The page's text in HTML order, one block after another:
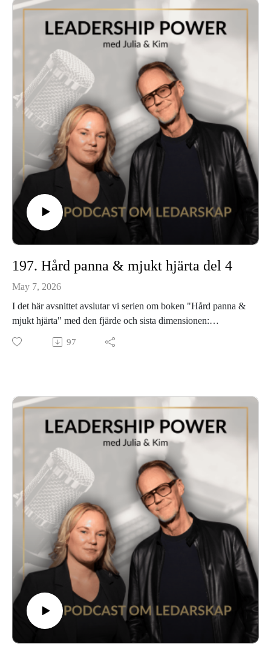
kan göra för att börja leda dig själv först.
Lyssna in och tipsa gärna vidare om avsnittet för vänner och
Vill du komma i kontakt med oss? Besök leadershippower.se
197. Hård panna & mjukt hjärta del 4
May 7, 2026
I det här avsnittet avslutar vi serien om boken "Hård panna &
mjukt hjärta" med den fjärde och sista dimensionen:
återkoppling.
Vi pratar om varför meningsfullhet är det som håller ihop allt
ta-da-lista.
Är du intresserad av att köpa boken så finns den här:
Vår hemsida: www.leadershippower.se
97